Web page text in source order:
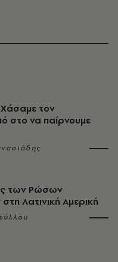
τον
στο να παίρνουμε
των Ρώσων
Λατινική Αμερική